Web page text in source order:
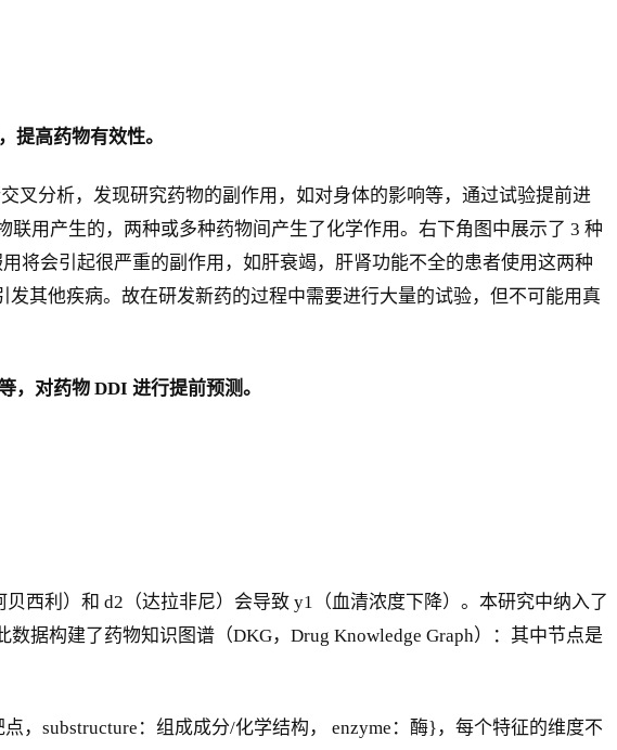
提高药物有效性。
叉分析，发现研究药物的副作用，如对身体的影响等，通过试验提前进
用产生的，两种或多种药物间产生了化学作用。右下角图中展示了 3 种
将会引起很严重的副作用，如肝衰竭，肝肾功能不全的患者使用这两种
其他疾病。故在研发新药的过程中需要进行大量的试验，但不可能用真
对药物 DDI 进行提前预测。
西利）和 d2（达拉非尼）会导致 y1（血清浓度下降）。本研究中纳入了
据构建了药物知识图谱（DKG，Drug Knowledge Graph）：其中节点是
，substructure：组成成分/化学结构， enzyme：酶}，每个特征的维度不